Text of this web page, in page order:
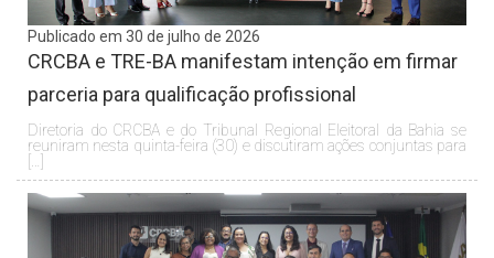
Publicado em 30 de julho de 2026
CRCBA e TRE-BA manifestam intenção em firmar
parceria para qualificação profissional
Diretoria do CRCBA e do Tribunal Regional Eleitoral da Bahia se
reuniram nesta quinta-feira (30) e discutiram ações conjuntas para